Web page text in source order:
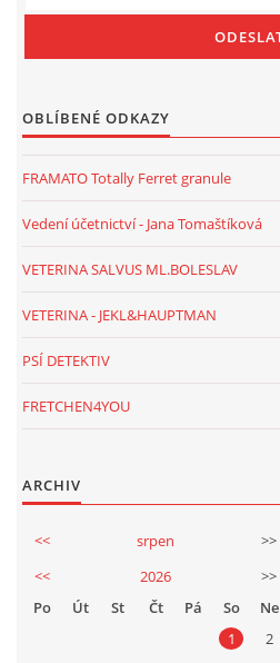
OBLÍBENÉ ODKAZY
FRAMATO Totally Ferret granule
Vedení účetnictví - Jana Tomaštíková
VETERINA SALVUS ML.BOLESLAV
VETERINA - JEKL&HAUPTMAN
PSÍ DETEKTIV
FRETCHEN4YOU
ARCHIV
<< srpen
>>
<<
2026
>>
Po
Út St Čt Pá So
Ne
1
2